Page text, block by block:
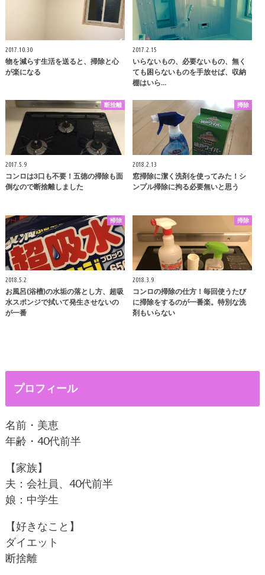
2017.10.30
物を減らす生活を送ると、掃除と心
が楽になる
2017.2.15
いらないもの、必要ないもの、無く
ても困らないものを手放せば、収納
棚はいら…
断捨離
2017.5.9
コンロは3口も不要！五徳の掃除も面
倒なので断捨離しました
掃除
2018.2.13
窓掃除に潔く洗剤を使ってみた！シ
ンプル掃除に拘る必要無いと思う
掃除
2018.5.2
お風呂(浴槽)の水垢の落とし方、超吸
水スポンジで拭いて発生させないの
が一番
掃除
2018.3.9
コンロの掃除の仕方！毎回使うたび
に掃除をするのが一番楽。特別な洗
剤もいらない
プロフィール
名前・美恵
年齢・40代前半
【家族】
夫：会社員、40代前半
娘：中学生
【好きなこと】
ダイエット
断捨離